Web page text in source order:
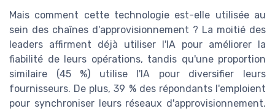
Mais comment cette technologie est-elle utilisée au
sein des chaînes d'approvisionnement ? La moitié des
leaders affirment déjà utiliser l'IA pour améliorer la
fiabilité de leurs opérations, tandis qu'une proportion
similaire (45 %) utilise l'IA pour diversifier leurs
fournisseurs. De plus, 39 % des répondants l'emploient
pour synchroniser leurs réseaux d'approvisionnement.